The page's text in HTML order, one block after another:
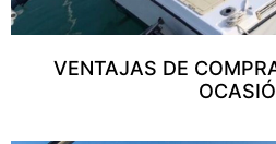
VENTAJAS DE